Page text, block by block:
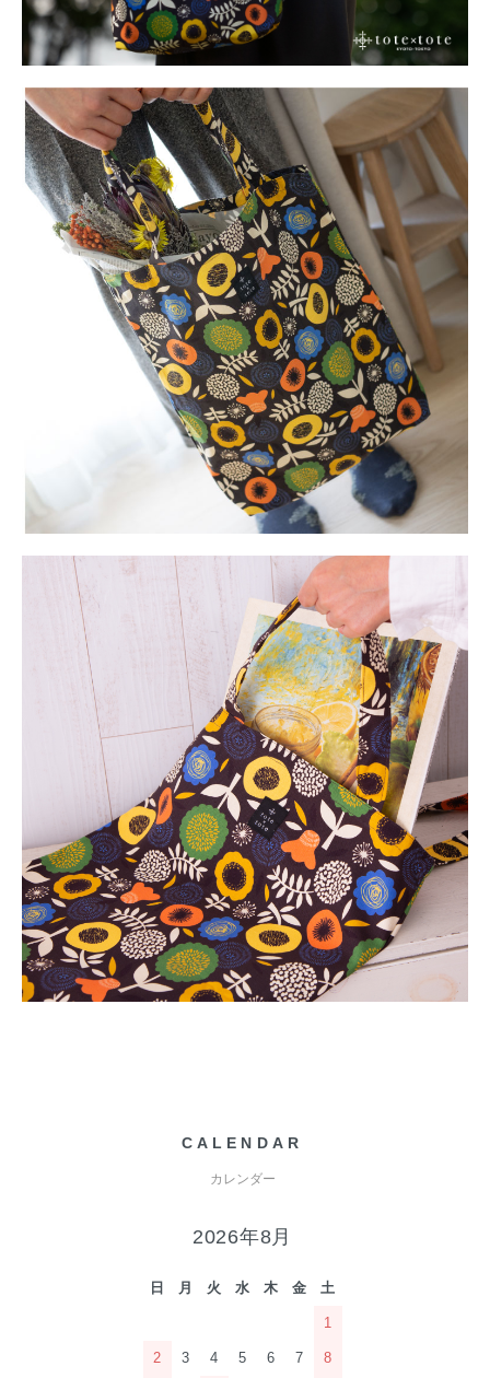
CALENDAR
カレンダー
2026年8月
日 月 火 水 木 金 土
1
2 3 4 5 6 7 8